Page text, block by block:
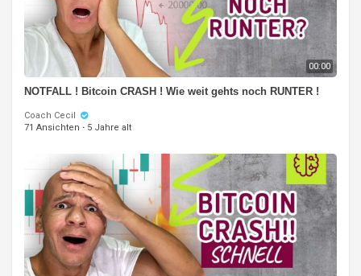
00:00
NOTFALL ! Bitcoin CRASH ! Wie weit gehts noch RUNTER !
Coach Cecil
71 Ansichten · 5 Jahre alt